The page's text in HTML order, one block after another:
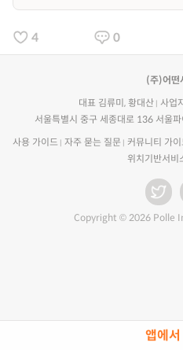
앱에서
4 0
(주)어떤
대표 김류미, 황대산
사업
서울특별시 중구 세종대로 136 서울
사용 가이드 자주 묻는 질문 커뮤니티 가이
위치기반서비
Copyright © 2026 Polle